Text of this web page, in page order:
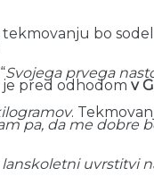
bo
Svojega prvega
je pred odhodom v
.
pa, da me dobre
lanskoletni uvrstitvi